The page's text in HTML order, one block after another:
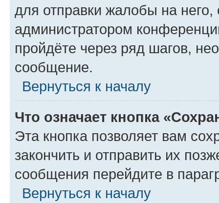
для отправки жалобы на
администратором
пройдёте через ряд шагов,
сообщение.
Вернуться к началу
Что означает кнопка
Эта кнопка позволяет вам
закончить и отправить их
сообщения перейдите в
Вернуться к началу